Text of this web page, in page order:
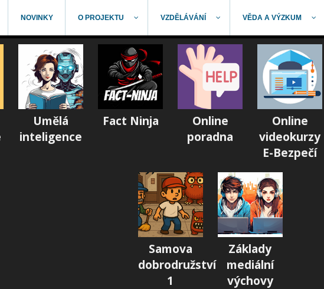
NOVINKY O PROJEKTU VZDĚLÁVÁNÍ VĚDA A VÝZKUM
Umělá
inteligence
Fact Ninja
Online
poradna
Online
videokurzy
E-Bezpečí
Samova
dobrodružství
1
Základy
mediální
výchovy